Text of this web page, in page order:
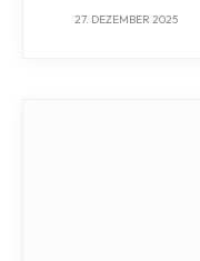
27. DEZEMBER 2025